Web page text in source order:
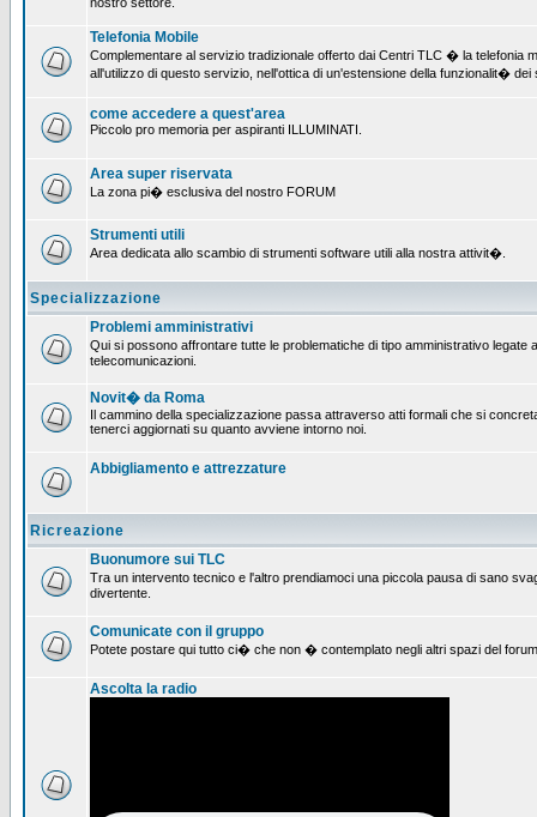
Telefonia Mobile
Complementare al servizio tradizionale offerto dai Centri TLC � la telefonia
all'utilizzo di questo servizio, nell'ottica di un'estensione della funzionalit�
come accedere a quest'area
Piccolo pro memoria per aspiranti ILLUMINATI.
Area super riservata
La zona pi� esclusiva del nostro FORUM
Strumenti utili
Area dedicata allo scambio di strumenti software utili alla nostra attivit�.
Specializzazione
Problemi amministrativi
Qui si possono affrontare tutte le problematiche di tipo amministrativo
telecomunicazioni.
Novit� da Roma
Il cammino della specializzazione passa attraverso atti formali che si
tenerci aggiornati su quanto avviene intorno noi.
Abbigliamento e attrezzature
Ricreazione
Buonumore sui TLC
Tra un intervento tecnico e l'altro prendiamoci una piccola pausa di sano
divertente.
Comunicate con il gruppo
Potete postare qui tutto ci� che non � contemplato negli altri spazi del
Ascolta la radio